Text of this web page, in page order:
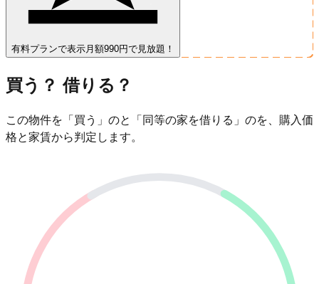
有料プランで表示 月額990円で見放題！
買う？ 借りる？
この物件を「買う」のと「同等の家を借りる」のを、購入価
格と家賃から判定します。